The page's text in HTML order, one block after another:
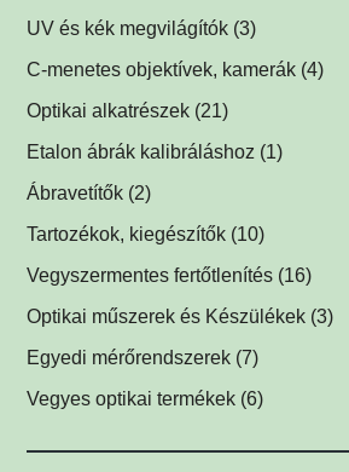
Súrlófények
Égboltvilágítók
(1)
Koaxiális világítók
(2)
Háttérvilágítók
(5)
SPOT megvilágítók
SPOT vetítők
Mátrix megvilágítók
(2)
Csíkvetítők
Egyedi megvilágítók
(2)
UV és kék megvilágítók (3)
UV és kék megvilágítások
C-menetes objektívek, kamerák (4)
Optikai alkatrészek (21)
Műszerüvegek
(1)
Optikai tükrök, prizmák
Lencsék
(1)
Optikai szűrők
(5)
Védőüvegek
Etalon ábrák kalibráláshoz (1)
Ábravetítők (2)
Tartozékok, kiegészítők (10)
LED tápegységek
(1)
Kábelek
(1)
C-menetes közdarabok
(1)
Egyéb menetes adapterek (1)
Vegyszermentes fertőtlenítés (16)
Vírusölő és baktériumölő réz fólia
(12)
UV-C légfertőtlenítő
(3)
Optikai műszerek és Készülékek (3)
Egyedi mérőrendszerek (7)
Vegyes optikai termékek (6)